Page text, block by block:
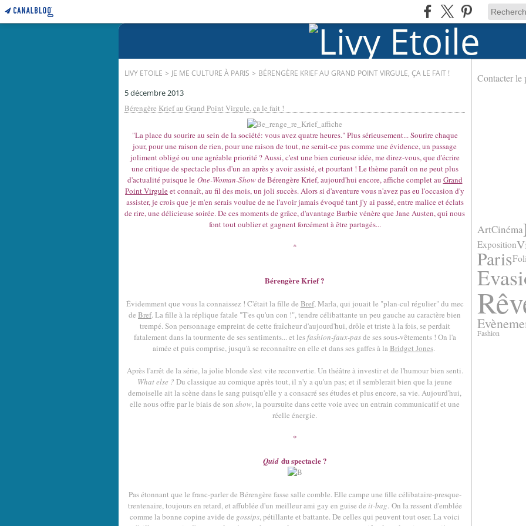
LIVY ETOILE > JE ME CULTURE À PARIS > BÉRENGÈRE KRIEF AU GRAND POINT VIRGULE, ÇA LE FAIT !
5 décembre 2013
Bérengère Krief au Grand Point Virgule, ça le fait !
"La place du sourire au sein de la société: vous avez quatre heures." Plus sérieusement... Sourire chaque
jour, pour une raison de rien, pour une raison de tout, ne serait-ce pas comme une évidence, un passage
joliment obligé ou une agréable priorité ? Aussi, c'est une bien curieuse idée, me direz-vous, que d'écrire
une critique de spectacle plus d'un an après y avoir assisté, et pourtant ! Le thème paraît on ne peut plus
d'actualité puisque leOne-Woman-Showde Bérengère Krief, aujourd'hui encore, affiche complet au Grand
Point Virguleet connaît, au fil des mois, un joli succès. Alors si d'aventure vous n'avez pas eu l'occasion d'y
assister, je crois que je m'en serais voulue de ne l'avoir jamais évoqué tant j'y ai passé, entre malice et éclats
de rire, une délicieuse soirée. De ces moments de grâce, d'avantage Barbie vénère que Jane Austen, qui nous
font tout oublier et gagnent forcément à être partagés...
*
Bérengère Krief ?
Évidemment que vous la connaissez ! C'était la fille de Bref, Marla, qui jouait le "plan-cul régulier" du mec
de Bref. La fille à la réplique fatale "T'es qu'un con !", tendre célibattante un peu gauche au caractère bien
trempé. Son personnage empreint de cette fraîcheur d'aujourd'hui, drôle et triste à la fois, se perdait
fatalement dans la tourmente de ses sentiments... et lesfashion-faux-pasde ses sous-vêtements ! On l'a
aimée et puis comprise, jusqu'à se reconnaître en elle et dans ses gaffes à laBridget Jones.
Après l'arrêt de la série, la jolie blonde s'est vite reconvertie. Un théâtre à investir et de l'humour bien senti.
What else ? Du classique au comique après tout, il n'y a qu'un pas; et il semblerait bien que la jeune
demoiselle ait la scène dans le sang puisqu'elle y a consacré ses études et plus encore, sa vie. Aujourd'hui,
elle nous offre par le biais de son show, la poursuite dans cette voie avec un entrain communicatif et une
réelle énergie.
*
Quiddu spectacle ?
Pas étonnant que le franc-parler de Bérengère fasse salle comble. Elle campe une fille célibataire-presque-
trentenaire, toujours en retard, et affublée d'un meilleur ami gay en guise de it-bag. On la ressent d'emblée
comme la bonne copine avide de gossips, pétillante et battante. De celles qui peuvent tout oser. La voici
Contacter le
ArtCinéma
Exposition
Paris
Fashion